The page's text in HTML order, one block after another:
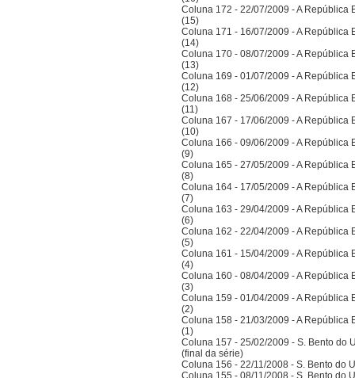
Coluna 172 - 22/07/2009 - A República
(15)
Coluna 171 - 16/07/2009 - A República
(14)
Coluna 170 - 08/07/2009 - A República
(13)
Coluna 169 - 01/07/2009 - A República
(12)
Coluna 168 - 25/06/2009 - A República
(11)
Coluna 167 - 17/06/2009 - A República
(10)
Coluna 166 - 09/06/2009 - A República
(9)
Coluna 165 - 27/05/2009 - A República
(8)
Coluna 164 - 17/05/2009 - A República
(7)
Coluna 163 - 29/04/2009 - A República
(6)
Coluna 162 - 22/04/2009 - A República
(5)
Coluna 161 - 15/04/2009 - A República
(4)
Coluna 160 - 08/04/2009 - A República
(3)
Coluna 159 - 01/04/2009 - A República
(2)
Coluna 158 - 21/03/2009 - A República
(1)
Coluna 157 - 25/02/2009 - S. Bento do
(final da série)
Coluna 156 - 22/11/2008 - S. Bento do
Coluna 155 - 08/11/2008 - S. Bento do